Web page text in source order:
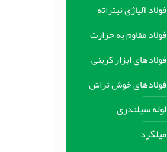
فولاد آلیاژی نیتراته
فولاد مقاوم به حرارت
فولادهای ابزار کربنی
فولادهای خوش تراش
لوله سیلندری
میلگرد